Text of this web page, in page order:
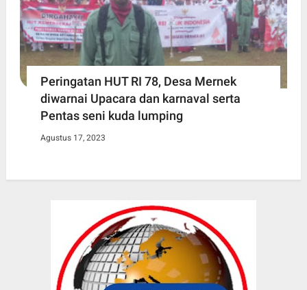
Peringatan HUT RI 78, Desa Mernek
diwarnai Upacara dan karnaval serta
Pentas seni kuda lumping
Agustus 17, 2023